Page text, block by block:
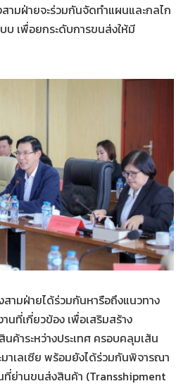
สามฝ่ายจะร่วมกันจัดทำแผนและกลไก
บ เพื่อยกระดับการขนส่งให้มี
สามฝ่ายได้ร่วมกันหารือถึงแนวทาง
นที่เกี่ยวข้อง เพื่อเสริมสร้าง
ค้าระหว่างประเทศ ครอบคลุมเส้น
าเลเซีย พร้อมยังได้ร่วมกันพิจารณา
ย่านขนส่งสินค้า (Transshipment